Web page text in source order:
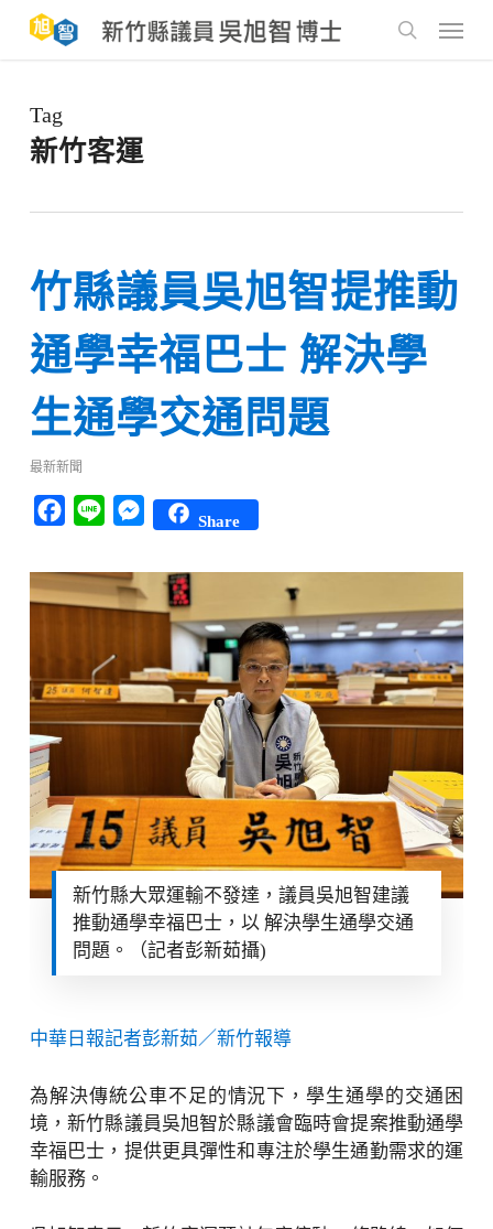
main
Menu
Tag
新竹客運
竹縣議員吳旭智提推動
通學幸福巴士 解決學
生通學交通問題
最新新聞
Facebook
Line Messenger
Share
新竹縣大眾運輸不發達，議員吳旭智建議
推動通學幸福巴士，以 解決學生通學交通
問題。（記者彭新茹攝)
中華日報記者彭新茹／新竹報導
為解決傳統公車不足的情況下，學生通學的交通困
境，新竹縣議員吳旭智於縣議會臨時會提案推動通學
幸福巴士，提供更具彈性和專注於學生通勤需求的運
輸服務。